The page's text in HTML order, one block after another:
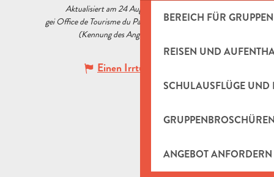
BEREICH FÜR GRUPPEN
REISEN UND
SCHULAUSFLÜGE UND
ANGEBOT ANFORDERN
Aktualisiert am 24 August 2022 Um 14:26
gei Office de Tourisme du Pays d’Aubagne et de l’Étoile
(Kennung des Angebots :
Einen Irrtum angeben